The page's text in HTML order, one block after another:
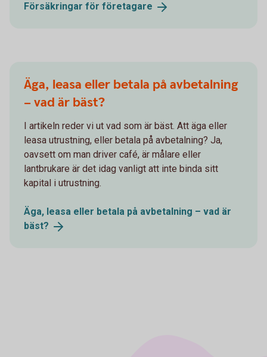
Försäkringar för företagare
Äga, leasa eller betala på avbetalning
– vad är bäst?
I artikeln reder vi ut vad som är bäst. Att äga eller
leasa utrustning, eller betala på avbetalning? Ja,
oavsett om man driver café, är målare eller
lantbrukare är det idag vanligt att inte binda sitt
kapital i utrustning.
Äga, leasa eller betala på avbetalning – vad är
bäst?